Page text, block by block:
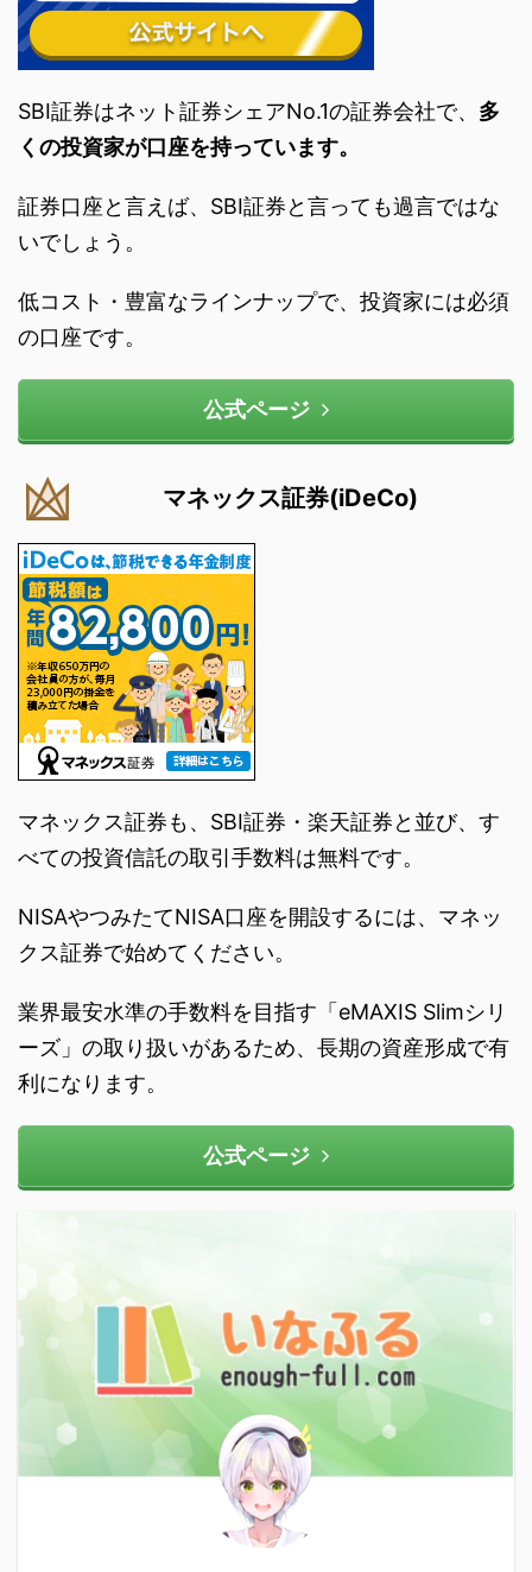
SBI証券はネット証券シェアNo.1の証券会社で、 多
くの投資家が口座を持っています。
証券口座と言えば、SBI証券と言っても過言ではな
いでしょう。
低コスト・豊富なラインナップで、投資家には必須
の口座です。
公式ページ
マネックス証券(iDeCo)
マネックス証券も、SBI証券・楽天証券と並び、す
べての投資信託の取引手数料は無料です。
NISAやつみたてNISA口座を開設するには、マネッ
クス証券で始めてください。
業界最安水準の手数料を目指す「eMAXIS Slimシリ
ーズ」の取り扱いがあるため、長期の資産形成で有
利になります。
公式ページ